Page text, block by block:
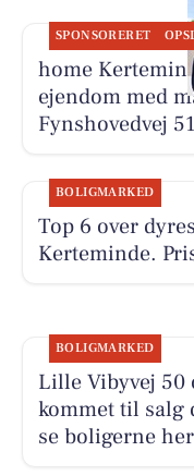
SPONSORERET
home
ejendom med
Fynshovedvej
BOLIGMARKED
Top 6 over
Kerteminde.
BOLIGMARKED
Lille Vibyvej 50
kommet til salg
se boligerne